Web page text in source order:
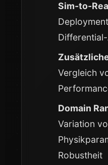
Sim-to-
Vergleich
Domain
Variation
Robustheit